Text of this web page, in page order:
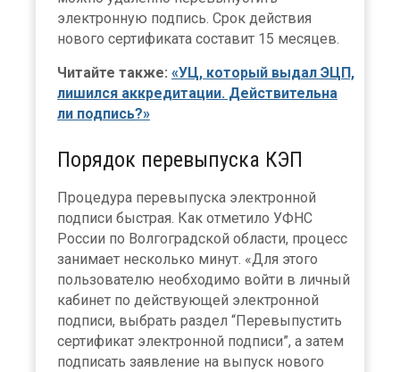
электронную подпись. Срок действия
нового сертификата составит 15 месяцев.
Читайте также: «УЦ, который выдал ЭЦП,
лишился аккредитации. Действительна
ли подпись?»
Порядок перевыпуска КЭП
Процедура перевыпуска электронной
подписи быстрая. Как отметило УФНС
России по Волгоградской области, процесс
занимает несколько минут. «Для этого
пользователю необходимо войти в личный
кабинет по действующей электронной
подписи, выбрать раздел “Перевыпустить
сертификат электронной подписи”, а затем
подписать заявление на выпуск нового